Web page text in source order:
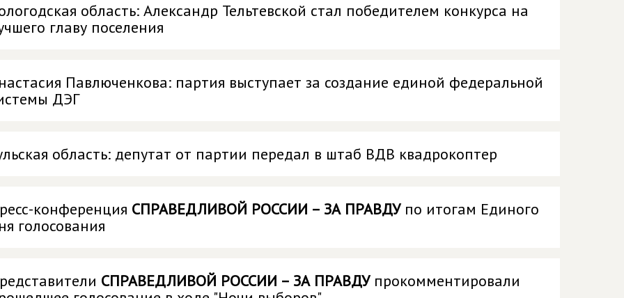
область: Александр Тельтевской стал победителем конкурса на
главу поселения
Павлюченкова: партия выступает за создание единой федеральной
ДЭГ
область: депутат от партии передал в штаб ВДВ квадрокоптер
конференция СПРАВЕДЛИВОЙ РОССИИ – ЗА ПРАВДУпо итогам Единого
голосования
СПРАВЕДЛИВОЙ РОССИИ – ЗА ПРАВДУпрокомментировали